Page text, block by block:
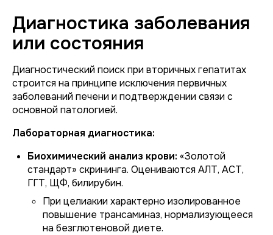
Диагностика заболевания
или состояния
Диагностический поиск при вторичных гепатитах
строится на принципе исключения первичных
заболеваний печени и подтверждении связи с
основной патологией.
Лабораторная диагностика:
Биохимический анализ крови: «Золотой
стандарт» скрининга. Оцениваются АЛТ, АСТ,
ГГТ, ЩФ, билирубин.
При целиакии характерно изолированное
повышение трансаминаз, нормализующееся
на безглютеновой диете.